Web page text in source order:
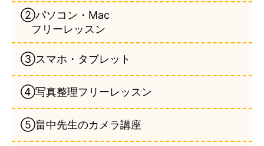
②パソコン・Mac
フリーレッスン
③スマホ・タブレット
④写真整理フリーレッスン
⑤畠中先生のカメラ講座